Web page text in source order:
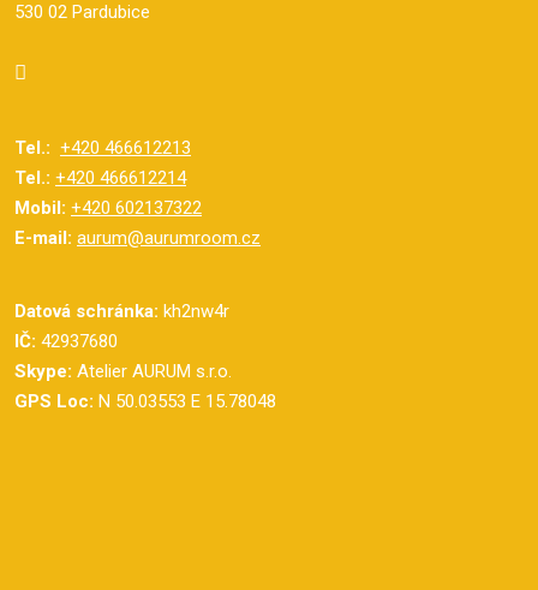
530 02 Pardubice
Tel.: +420 466612213
Tel.: +420 466612214
Mobil: +420 602137322
E-mail: aurum@aurumroom.cz
Datová schránka: kh2nw4r
IČ: 42937680
Skype: Atelier AURUM s.r.o.
GPS Loc: N 50.03553 E 15.78048